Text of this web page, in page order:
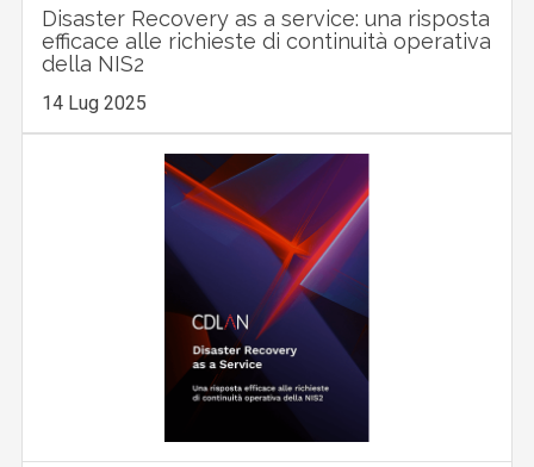
Disaster Recovery as a service: una risposta
efficace alle richieste di continuità operativa
della NIS2
14 Lug 2025